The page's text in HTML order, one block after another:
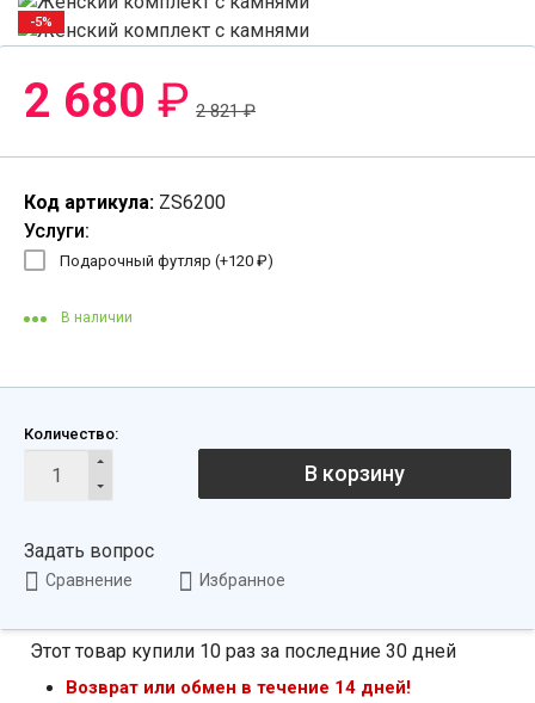
-5%
2 680 ₽ 2 821₽
Код артикула: ZS6200
Услуги:
Подарочный футляр (+120 ₽)
В наличии
Количество:
В корзину
Задать вопрос
Сравнение Избранное
Этот товар купили 10 раз за последние 30 дней
Возврат или обмен в течение 14 дней!